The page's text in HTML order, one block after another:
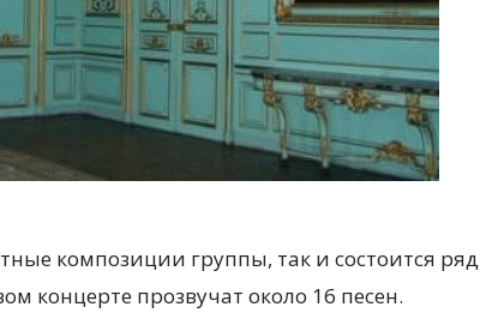
композиции группы, так и состоится ряд
концерте прозвучат около 16 песен.